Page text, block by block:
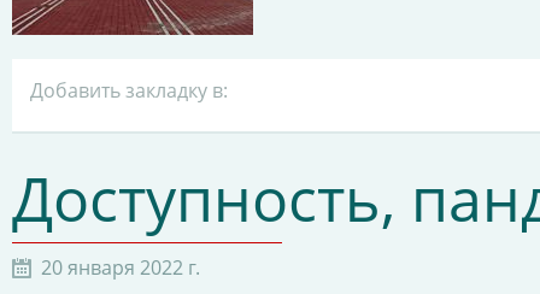
Добавить закладку в:
Доступность,
20 января 2022 г.